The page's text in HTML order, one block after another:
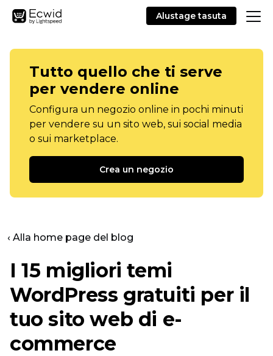
Alustage tasuta
Tutto quello che ti serve
per vendere online
Configura un negozio online in pochi minuti
per vendere su un sito web, sui social media
o sui marketplace.
Crea un negozio
‹ Alla home page del blog
I 15 migliori temi
WordPress gratuiti per il
tuo sito web di e-
commerce